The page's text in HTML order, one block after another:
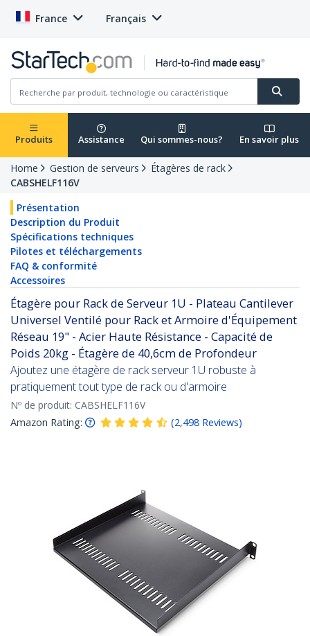
France Français
Produits Assistance Qui sommes-nous? En savoir plus
Home Gestion de serveurs
Étagères de rack
CABSHELF116V
Présentation
Description du Produit
Spécifications techniques
Pilotes et téléchargements
FAQ & conformité
Accessoires
Étagère pour Rack de Serveur 1U - Plateau Cantilever
Universel Ventilé pour Rack et Armoire d'Équipement
Réseau 19" - Acier Haute Résistance - Capacité de
Poids 20kg - Étagère de 40,6cm de Profondeur
Ajoutez une étagère de rack serveur 1U robuste à
pratiquement tout type de rack ou d'armoire
Nº de produit: CABSHELF116V
Amazon Rating:
(2,498 Reviews)